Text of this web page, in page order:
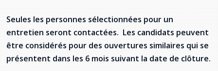
Seules les personnes sélectionnées pour un
entretien seront contactées. Les candidats peuvent
être considérés pour des ouvertures similaires qui se
présentent dans les 6 mois suivant la date de clôture.